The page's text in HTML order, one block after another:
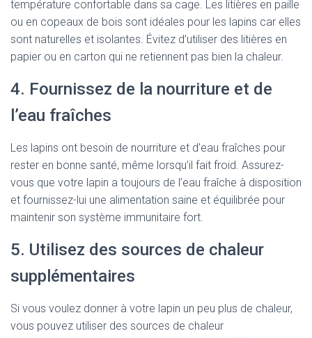
température confortable dans sa cage. Les litières en paille
ou en copeaux de bois sont idéales pour les lapins car elles
sont naturelles et isolantes. Évitez d’utiliser des litières en
papier ou en carton qui ne retiennent pas bien la chaleur.
4. Fournissez de la nourriture et de
l’eau fraîches
Les lapins ont besoin de nourriture et d’eau fraîches pour
rester en bonne santé, même lorsqu’il fait froid. Assurez-
vous que votre lapin a toujours de l’eau fraîche à disposition
et fournissez-lui une alimentation saine et équilibrée pour
maintenir son système immunitaire fort.
5. Utilisez des sources de chaleur
supplémentaires
Si vous voulez donner à votre lapin un peu plus de chaleur,
vous pouvez utiliser des sources de chaleur